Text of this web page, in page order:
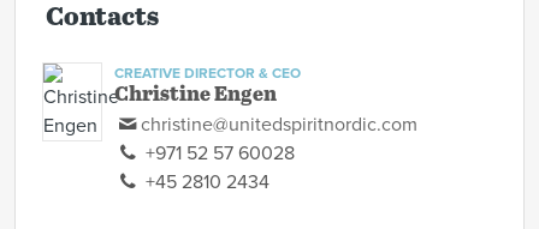
Contacts
CREATIVE DIRECTOR & CEO
Christine Engen
christine@unitedspiritnordic.com
+971 52 57 60028
+45 2810 2434